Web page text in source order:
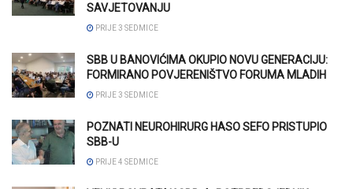
SAVJETOVANJU
PRIJE 3 SEDMICE
SBB U BANOVIĆIMA OKUPIO NOVU GENERACIJU:
FORMIRANO POVJERENIŠTVO FORUMA MLADIH
PRIJE 3 SEDMICE
POZNATI NEUROHIRURG HASO SEFO PRISTUPIO
SBB-U
PRIJE 4 SEDMICE